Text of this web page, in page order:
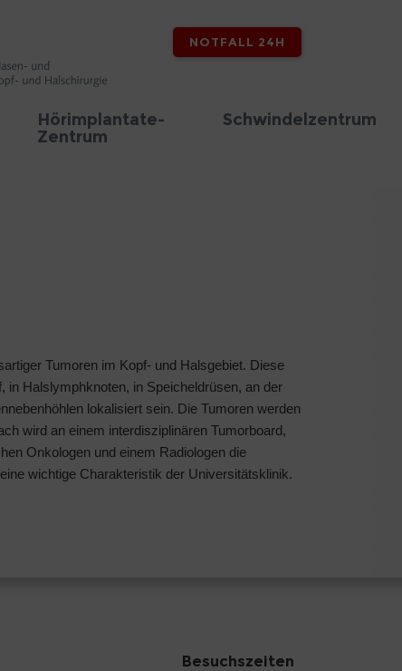
NOTFALL 24H
Hörimplantate-
Zentrum
Schwindelzentrum
Tumoren im Kopf- und Halsgebiet. Diese
in Halslymphknoten, in Speicheldrüsen, an der
lokalisiert sein. Die Tumoren werden
wird an einem interdisziplinären Tumorboard,
Onkologen und einem Radiologen die
wichtige Charakteristik der Universitätsklinik.
Besuchszeiten